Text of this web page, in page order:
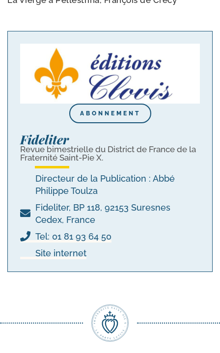
ABONNEMENT
Fideliter
Revue bimestrielle du District de France de la
Fraternité Saint-Pie X.
Directeur de la Publication : Abbé
Philippe Toulza
Fideliter, BP 118, 92153 Suresnes
Cedex, France
Tel: 01 81 93 64 50
Site internet